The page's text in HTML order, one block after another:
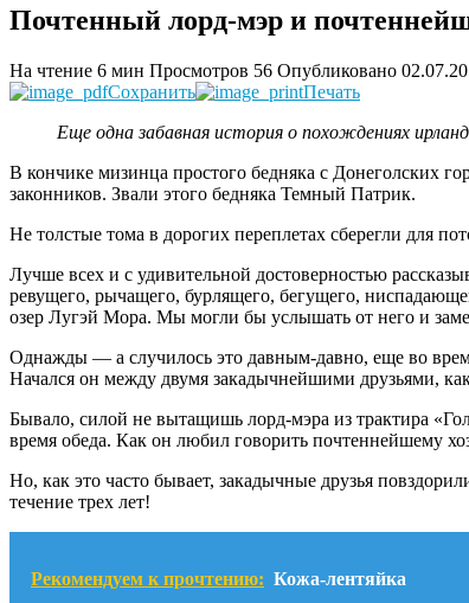
Почтенный лорд-мэр и
На чтение 6 мин Просмотров 56 Опубликовано
Сохранить
Печать
Еще одна забавная история о похождениях
В кончике мизинца простого бедняка с Донеголских
законников. Звали этого бедняка Темный Патрик.
Не толстые тома в дорогих переплетах сберегли для
Лучше всех и с удивительной достоверностью
ревущего, рычащего, бурлящего, бегущего,
озер Лугэй Мора. Мы могли бы услышать от него и
Однажды — а случилось это давным-давно, еще во
Начался он между двумя закадычнейшими друзьями,
Бывало, силой не вытащишь лорд-мэра из трактира
время обеда. Как он любил говорить почтеннейшему
Но, как это часто бывает, закадычные друзья
течение трех лет!
Рекомендуем к прочтению: Кожа-лентяйка